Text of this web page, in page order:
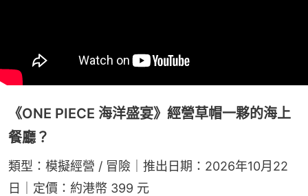
《ONE PIECE 海洋盛宴》經營草帽一夥的海上
餐廳？
類型：模擬經營 / 冒險｜推出日期：2026年10月22
日｜定價：約港幣 399 元